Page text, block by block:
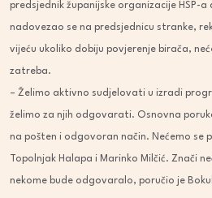
predsjednik županijske organizacije HSP-
nadovezao se na predsjednicu stranke,
vijeću ukoliko dobiju povjerenje birača,
zatreba.
– Želimo aktivno sudjelovati u izradi
želimo za njih odgovarati. Osnovna
na pošten i odgovoran način. Nećemo se
Topolnjak Halapa i Marinko Milčić. Znači
nekome bude odgovaralo, poručio je